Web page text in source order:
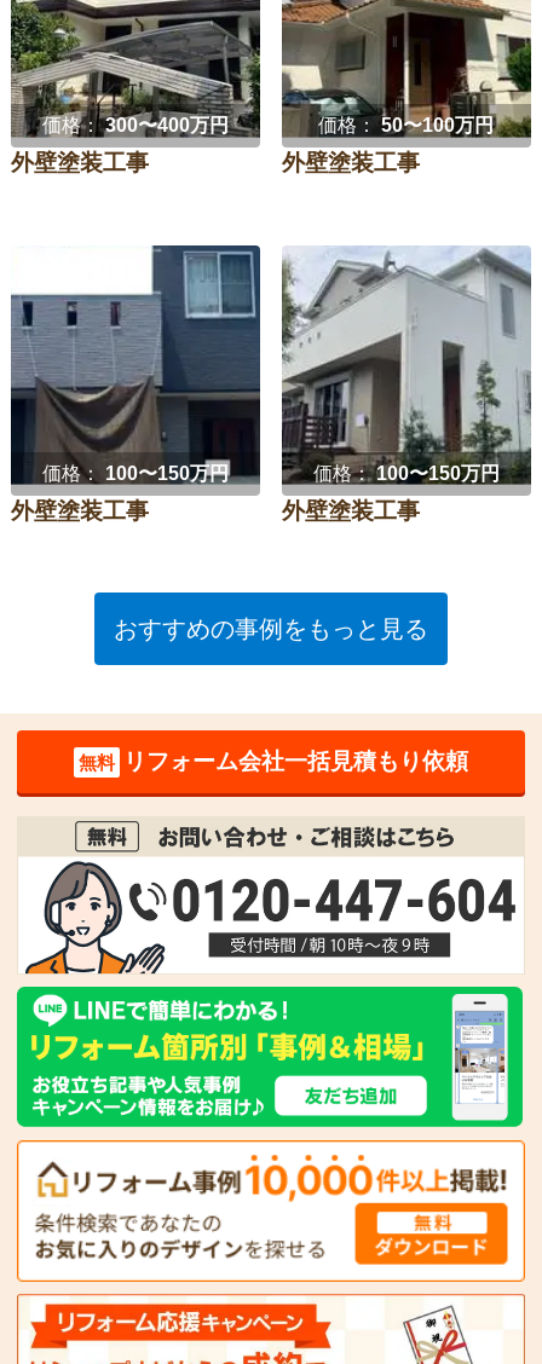
価格：300〜400万円
外壁塗装工事
価格：50〜100万円
外壁塗装工事
価格： 100〜150万円
外壁塗装工事
価格：100〜150万円
外壁塗装工事
おすすめの事例をもっと見る
無料 リフォーム会社一括見積もり依頼